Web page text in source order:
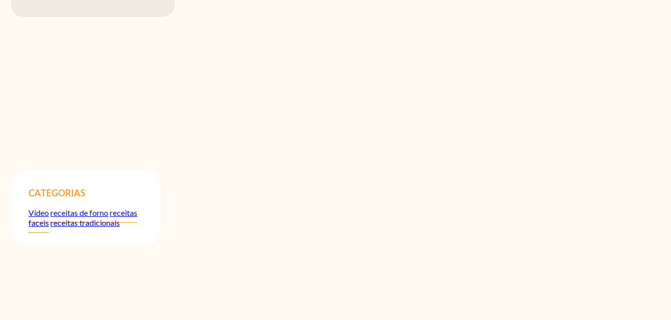
CATEGORIAS
Vídeoreceitas de fornoreceitas
faceisreceitas tradicionais